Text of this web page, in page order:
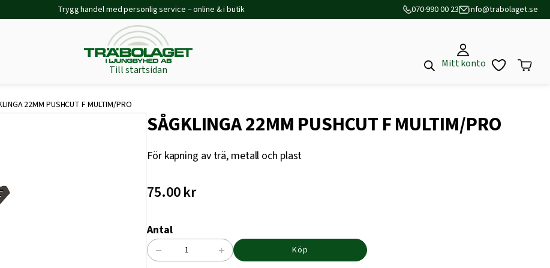
Trygg handel med personlig service – online & i butik 070-990 00 23 info@trabolaget.se
Till startsidan
Mitt konto
22MM PUSHCUT F MULTIM/PRO
SÅGKLINGA 22MM PUSHCUT F MULTIM/PRO
För kapning av trä, metall och plast
75.00kr
Antal
SÅGKLINGA
− + Köp